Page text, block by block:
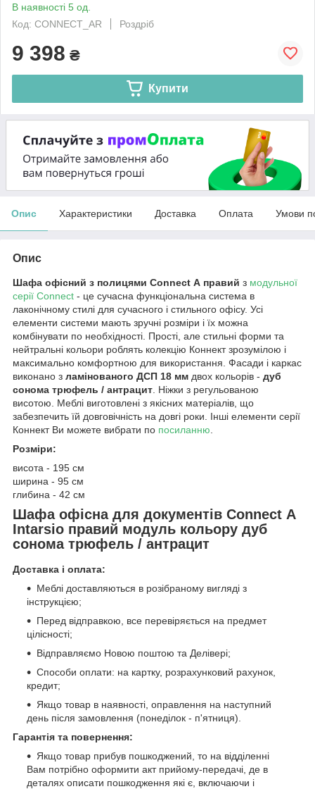
В наявності 5 од.
Код: CONNECT_AR
Роздріб
9 398 ₴
Купити
Опис Характеристики Доставка Оплата Умови
Опис
Шафа офісний з полицями Connect А правий з модульної
серії Connect - це сучасна функціональна система в
лаконічному стилі для сучасного і стильного офісу. Усі
елементи системи мають зручні розміри і їх можна
комбінувати по необхідності. Прості, але стильні форми та
нейтральні кольори роблять колекцію Коннект зрозумілою і
максимально комфортною для використання. Фасади і каркас
виконано з ламінованого ДСП 18 мм двох кольорів - дуб
сонома трюфель / антрацит. Ніжки з регульованою
висотою. Меблі виготовлені з якісних матеріалів, що
забезпечить їй довговічність на довгі роки. Інші елементи серії
Коннект Ви можете вибрати по посиланню.
Розміри:
висота - 195 см
ширина - 95 см
глибина - 42 см
Шафа офісна для документів Connect А
Intarsio правий модуль кольору дуб
сонома трюфель / антрацит
Доставка і оплата:
Меблі доставляються в розібраному вигляді з
інструкцією;
Перед відправкою, все перевіряється на предмет
цілісності;
Відправляємо Новою поштою та Делівері;
Способи оплати: на картку, розрахунковий рахунок,
кредит;
Якщо товар в наявності, оправлення на наступний
день після замовлення (понеділок - п'ятниця).
Гарантія та повернення:
Якщо товар прибув пошкоджений, то на відділенні
Вам потрібно оформити акт прийому-передачі, де в
деталях описати пошкодження які є, включаючи і